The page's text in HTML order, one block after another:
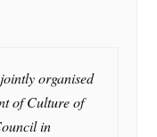
organised
of Culture of
in